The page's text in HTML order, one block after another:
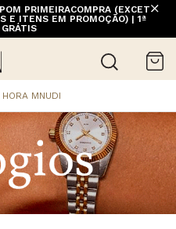
PRIMEIRACOMPRA (EXCETO
E ITENS EM PROMOÇÃO) | 1ª
HORA MNUDI